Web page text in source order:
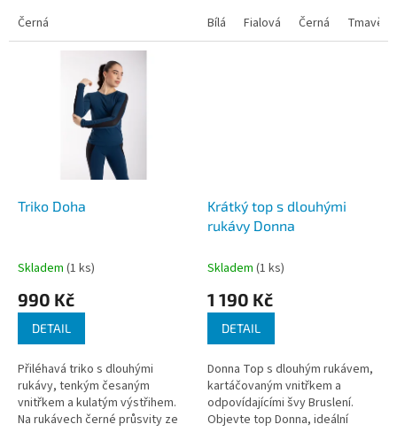
Černá
Bílá
Fialová Černá Tmavě
Triko Doha
Skladem (1 ks)
990 Kč
DETAIL
Přiléhavá triko s dlouhými
rukávy, tenkým česaným
vnitřkem a kulatým výstřihem.
Na rukávech černé průsvity ze
Krátký top s dlouhými
rukávy Donna
Skladem (1 ks)
1 190 Kč
DETAIL
Donna Top s dlouhým rukávem,
kartáčovaným vnitřkem a
odpovídajícími švy Bruslení.
Objevte top Donna, ideální